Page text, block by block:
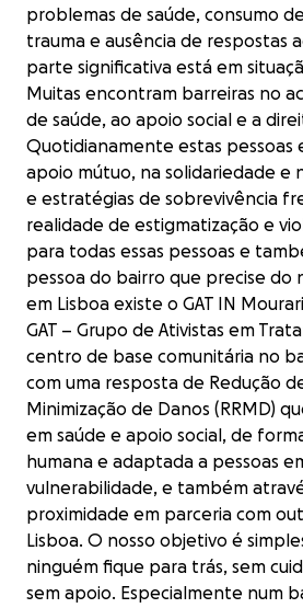
problemas de saúde, consumo
trauma e ausência de respostas
parte significativa está em
Muitas encontram barreiras no
de saúde, ao apoio social e a
Quotidianamente estas pessoas
apoio mútuo, na solidariedade e
e estratégias de sobrevivência
realidade de estigmatização e
para todas essas pessoas e
pessoa do bairro que precise do
em Lisboa existe o GAT IN
GAT – Grupo de Ativistas em
centro de base comunitária no
com uma resposta de Redução
Minimização de Danos (RRMD)
em saúde e apoio social, de
humana e adaptada a pessoas
vulnerabilidade, e também
proximidade em parceria com
Lisboa. O nosso objetivo é
ninguém fique para trás, sem
sem apoio. Especialmente num